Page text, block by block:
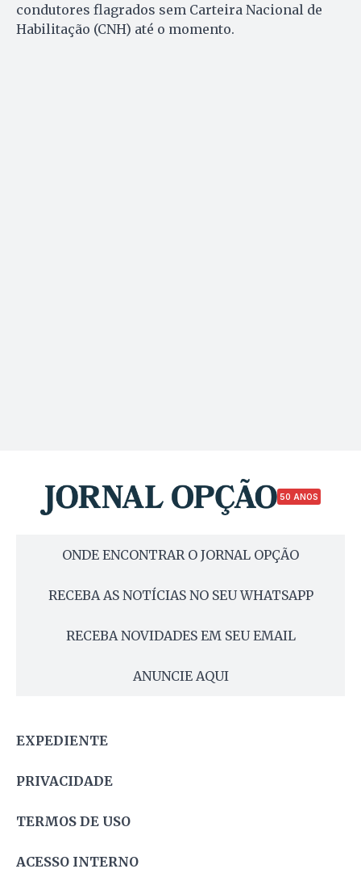
condutores flagrados sem Carteira Nacional de
Habilitação (CNH) até o momento.
50 ANOS
ONDE ENCONTRAR O JORNAL OPÇÃO
RECEBA AS NOTÍCIAS NO SEU WHATSAPP
RECEBA NOVIDADES EM SEU EMAIL
ANUNCIE AQUI
EXPEDIENTE
PRIVACIDADE
TERMOS DE USO
ACESSO INTERNO